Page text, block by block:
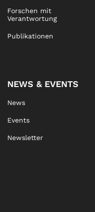
Forschen mit
Verantwortung
Publikationen
NEWS & EVENTS
News
Events
Newsletter